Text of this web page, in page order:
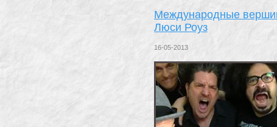
Международные
Люси Роуз
16-05-2013